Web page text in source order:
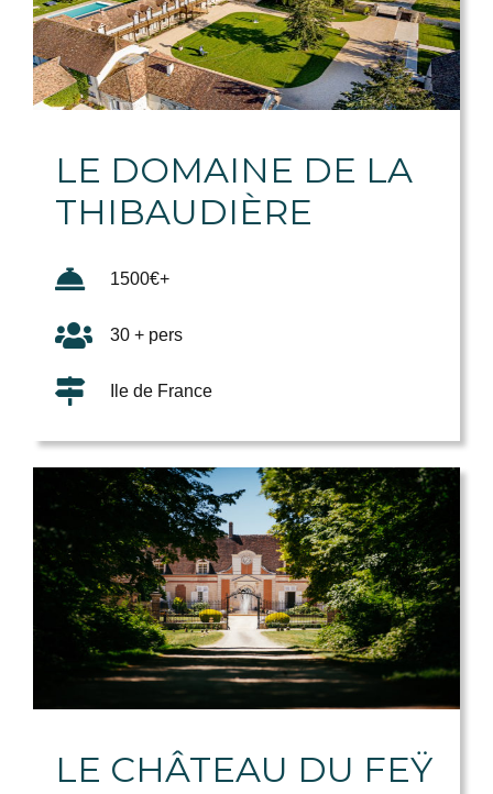
LE DOMAINE DE LA
THIBAUDIÈRE
1500€+
30 + pers
Ile de France
LE CHÂTEAU DU FEŸ